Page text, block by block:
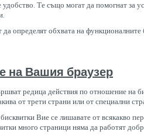
Те също могат да помогнат за
определят обхвата на
на Вашия браузер
редица действия по отношение на
от трети страни или от специални
Вие се лишавате от всякакво
много страници няма да работят